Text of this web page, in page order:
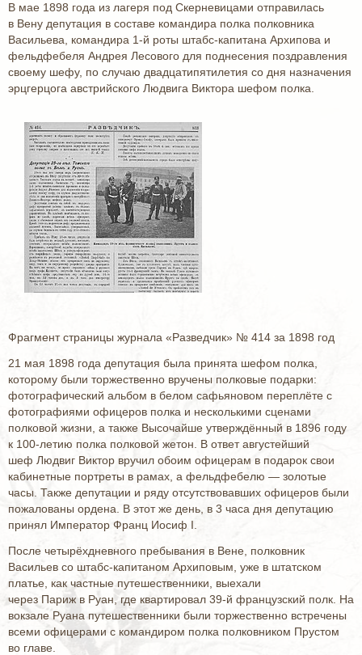
В мае 1898 года из лагеря под Скерневицами отправилась
в Вену депутация в составе командира полка полковника
Васильева, командира 1-й роты штабс-капитана Архипова и
фельдфебеля Андрея Лесового для поднесения поздравления
своему шефу, по случаю двадцатипятилетия со дня назначения
эрцгерцога австрийского Людвига Виктора шефом полка.
Фрагмент страницы журнала «Разведчик» № 414 за 1898 год
21 мая 1898 года депутация была принята шефом полка,
которому были торжественно вручены полковые подарки:
фотографический альбом в белом сафьяновом переплёте с
фотографиями офицеров полка и несколькими сценами
полковой жизни, а также Высочайше утверждённый в 1896 году
к 100-летию полка полковой жетон. В ответ августейший
шеф Людвиг Виктор вручил обоим офицерам в подарок свои
кабинетные портреты в рамах, а фельдфебелю — золотые
часы. Также депутации и ряду отсутствовавших офицеров были
пожалованы ордена. В этот же день, в 3 часа дня депутацию
принял Император Франц Иосиф I.
После четырёхдневного пребывания в Вене, полковник
Васильев со штабс-капитаном Архиповым, уже в штатском
платье, как частные путешественники, выехали
через Париж в Руан, где квартировал 39-й французский полк. На
вокзале Руана путешественники были торжественно встречены
всеми офицерами с командиром полка полковником Прустом
во главе.